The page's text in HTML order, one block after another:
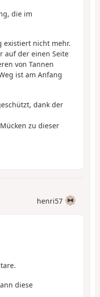
die im
existiert nicht mehr.
auf der einen Seite
von Tannen
ist am Anfang
dank der
zu dieser
henri57
diese